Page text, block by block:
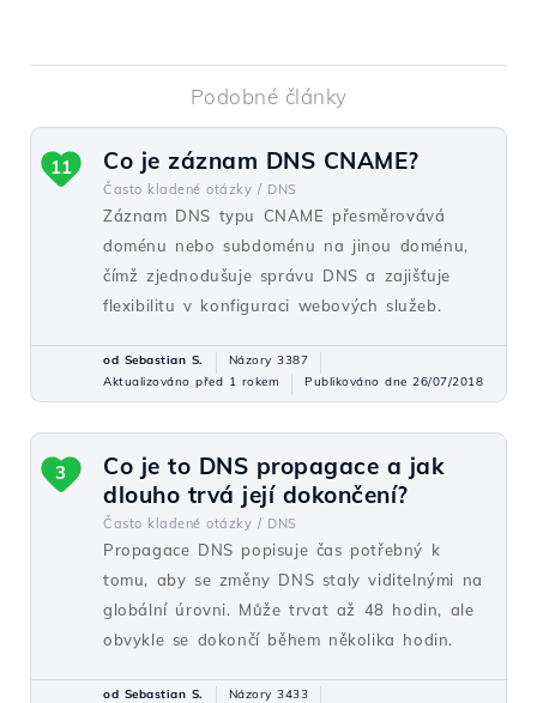
Podobné články
Co je záznam DNS CNAME?
Často kladené otázky / DNS
Záznam DNS typu CNAME přesměrovává
doménu nebo subdoménu na jinou doménu,
čímž zjednodušuje správu DNS a zajišťuje
flexibilitu v konfiguraci webových služeb.
11
od Sebastian S.
Názory 3387
Aktualizováno před 1 rokem
Publikováno dne 26/07/2018
Co je to DNS propagace a jak
dlouho trvá její dokončení?
Často kladené otázky / DNS
Propagace DNS popisuje čas potřebný k
tomu, aby se změny DNS staly viditelnými na
globální úrovni. Může trvat až 48 hodin, ale
obvykle se dokončí během několika hodin.
3
od Sebastian S.
Názory 3433